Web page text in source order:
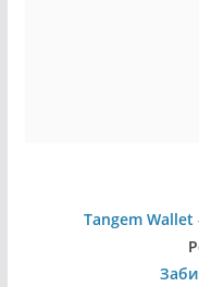
Tangem